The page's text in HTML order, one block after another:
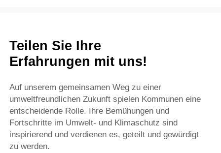
Teilen Sie Ihre
Erfahrungen mit uns!
Auf unserem gemeinsamen Weg zu einer
umweltfreundlichen Zukunft spielen Kommunen eine
entscheidende Rolle. Ihre Bemühungen und
Fortschritte im Umwelt- und Klimaschutz sind
inspirierend und verdienen es, geteilt und gewürdigt
zu werden.